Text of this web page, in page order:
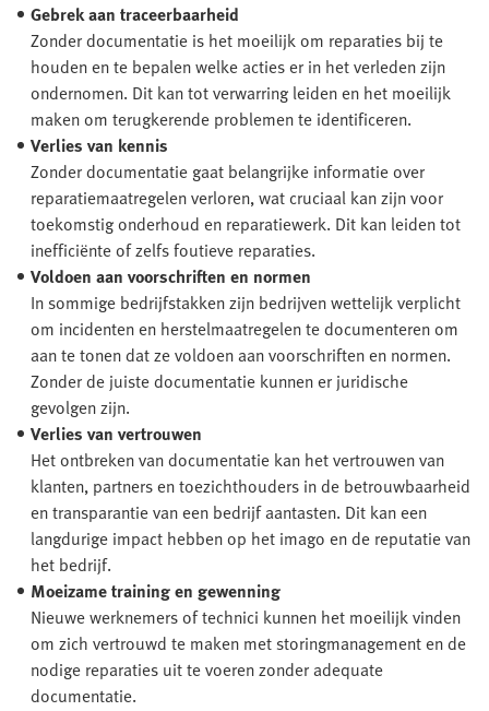
Gebrek aan traceerbaarheid
Zonder documentatie is het moeilijk om reparaties bij te
houden en te bepalen welke acties er in het verleden zijn
ondernomen. Dit kan tot verwarring leiden en het moeilijk
maken om terugkerende problemen te identificeren.
Verlies van kennis
Zonder documentatie gaat belangrijke informatie over
reparatiemaatregelen verloren, wat cruciaal kan zijn voor
toekomstig onderhoud en reparatiewerk. Dit kan leiden tot
inefficiënte of zelfs foutieve reparaties.
Voldoen aan voorschriften en normen
In sommige bedrijfstakken zijn bedrijven wettelijk verplicht
om incidenten en herstelmaatregelen te documenteren om
aan te tonen dat ze voldoen aan voorschriften en normen.
Zonder de juiste documentatie kunnen er juridische
gevolgen zijn.
Verlies van vertrouwen
Het ontbreken van documentatie kan het vertrouwen van
klanten, partners en toezichthouders in de betrouwbaarheid
en transparantie van een bedrijf aantasten. Dit kan een
langdurige impact hebben op het imago en de reputatie van
het bedrijf.
Moeizame training en gewenning
Nieuwe werknemers of technici kunnen het moeilijk vinden
om zich vertrouwd te maken met storingmanagement en de
nodige reparaties uit te voeren zonder adequate
documentatie.